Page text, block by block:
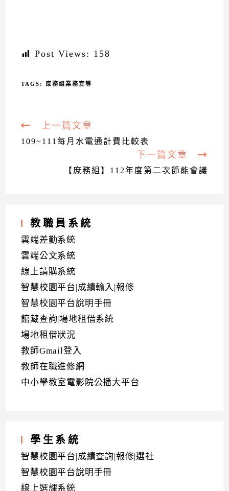
Post Views: 158
TAGS: 庶務組業務宣導
Read
more
上一篇文章
109~111每月水電通計費比較表
下一篇文章
【庶務組】112年度第二次節能會議
教職員系統
雲端差勤系統
雲端公文系統
線上請購系統
智慧校園平台|成績輸入|報修
智慧校園平台說明手冊
館藏查詢|場地租借系統
場地租借狀況
教師Gmail登入
教師在職進修網
中小學教室電影院公播大平台
學生系統
智慧校園平台|成績查詢|報修|選社
智慧校園平台說明手冊
線上選課系統